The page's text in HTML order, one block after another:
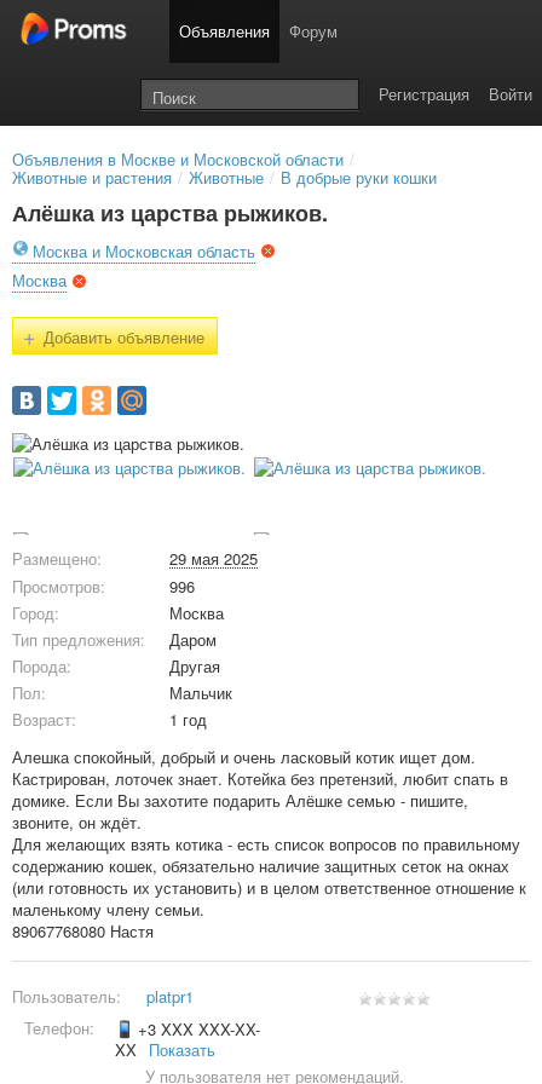
Объявления Форум
Войти
Регистрация
Объявления в Москве и Московской области /
Животные и растения / Животные / В добрые руки кошки
Алёшка из царства рыжиков.
Москва и Московская область
Москва
+Добавить объявление
Размещено:
29 мая 2025
Просмотров:
996
Город:
Москва
Тип предложения:
Даром
Порода:
Другая
Пол:
Мальчик
Возраст:
1 год
Алешка спокойный, добрый и очень ласковый котик ищет дом.
Кастрирован, лоточек знает. Котейка без претензий, любит спать в
домике. Если Вы захотите подарить Алёшке семью - пишите,
звоните, он ждёт. ⠀
Для желающих взять котика - есть список вопросов по правильному
содержанию кошек, обязательно наличие защитных сеток на окнах
(или готовность их установить) и в целом ответственное отношение к
маленькому члену семьи.
89067768080 Настя
Пользователь:
platpr1
Телефон:
+3 XXX XXX-XX-
XX Показать
У пользователя нет рекомендаций.